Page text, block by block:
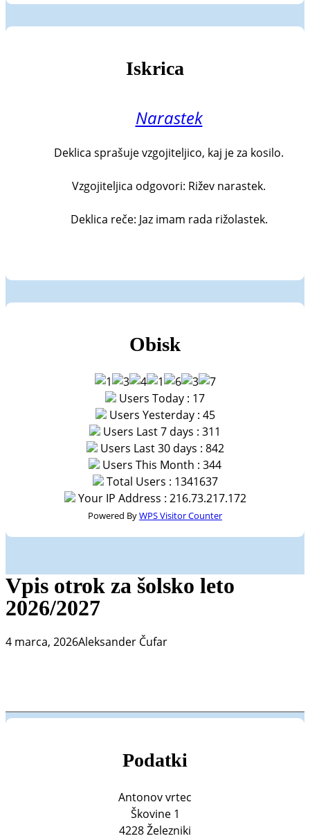
Iskrica
Narastek
Deklica sprašuje vzgojiteljico, kaj je za kosilo.
Vzgojiteljica odgovori: Rižev narastek.
Deklica reče: Jaz imam rada rižolastek.
Obisk
Users Today : 17
Users Yesterday : 45
Users Last 7 days : 311
Users Last 30 days : 842
Users This Month : 344
Total Users : 1341637
Your IP Address : 216.73.217.172
Powered ByWPS Visitor Counter
Vpis otrok za šolsko leto
2026/2027
4 marca, 2026Aleksander Čufar
Podatki
Antonov vrtec
Škovine 1
4228 Železniki